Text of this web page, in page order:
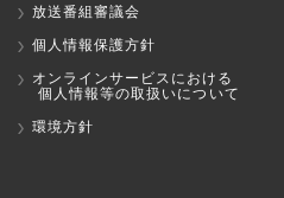
放送番組審議会
個人情報保護方針
オンラインサービスにおける
個人情報等の取扱いについて
環境方針